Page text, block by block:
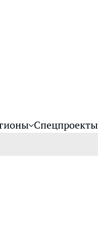
Спецпроекты